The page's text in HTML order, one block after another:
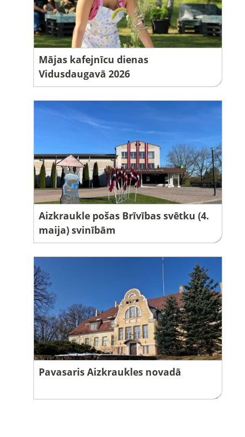
Mājas kafejnīcu dienas
Vidusdaugavā 2026
Aizkraukle pošas Brīvības svētku (4.
maija) svinībām
Pavasaris Aizkraukles novadā